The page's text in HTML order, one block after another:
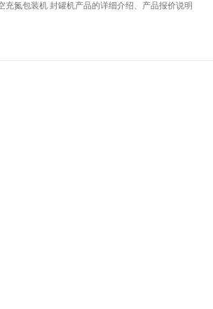
充氮包装机 封罐机产品的详细介绍、产品报价说明